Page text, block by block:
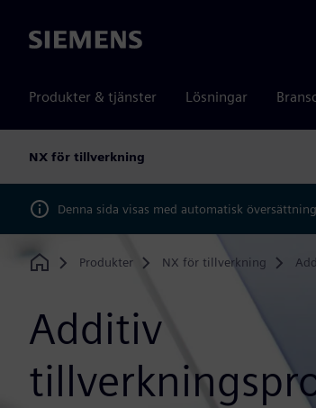
Siemens
Produkter & tjänster Lösningar
NX för tillverkning
Denna sida visas med automatisk
Home
Produkter NX för tillverkning
Additiv